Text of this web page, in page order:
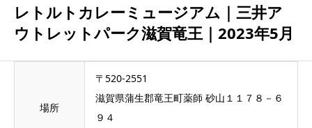
レトルトカレーミュージアム｜三井ア
ウトレットパーク滋賀竜王｜2023年5月
場所
〒520-2551
滋賀県蒲生郡竜王町薬師 砂山１１７８－６
９４